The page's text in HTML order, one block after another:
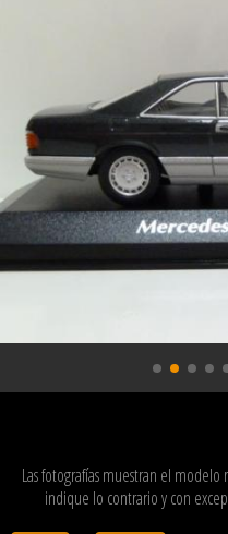
Las fotografías muestran el
indique lo contrario y con